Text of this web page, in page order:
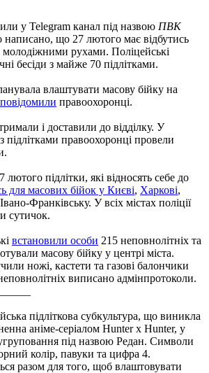
у Telegram канал під назвою ПВК
написано, що 27 лютого має відбутись
молодіжними рухами. Поліцейські
бесіди з майже 70 підлітками.
влаштувати масову бійку на
повідомили правоохоронці.
і доставили до відділку. У
підлітками правоохоронці провели
підлітки, які відносять себе до
для масових бійок у Києві, Харкові,
Франківську. У всіх містах поліції
сутичок.
встановили особи 215 неповнолітніх та
масову бійку у центрі міста.
ножі, кастети та газові балончики
виписано адмінпротоколи.
підліткова субкультура, що виникла
аніме-серіалом Hunter x Hunter, у
під назвою Редан. Символи
колір, павуки та цифра 4.
разом для того, щоб влаштовувати